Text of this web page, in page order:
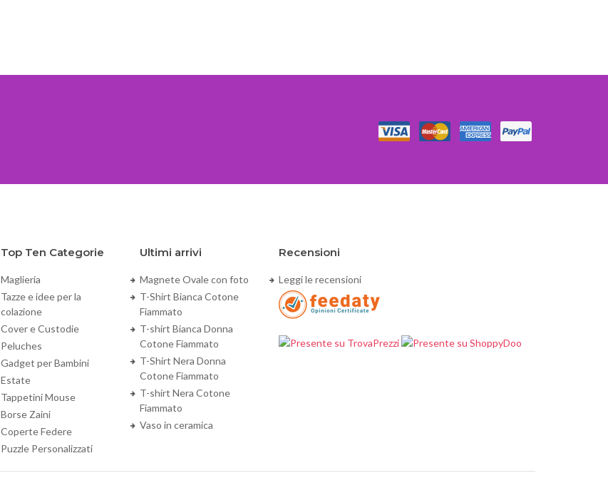
Top Ten Categorie
Maglieria
Tazze e idee per la
colazione
Cover e Custodie
Peluches
Gadget per Bambini
Estate
Tappetini Mouse
Borse Zaini
Coperte Federe
Puzzle Personalizzati
Ultimi arrivi
Magnete Ovale con foto
T-Shirt Bianca Cotone
Fiammato
T-shirt Bianca Donna
Cotone Fiammato
T-Shirt Nera Donna
Cotone Fiammato
T-shirt Nera Cotone
Fiammato
Vaso in ceramica
Recensioni
Leggi le recensioni